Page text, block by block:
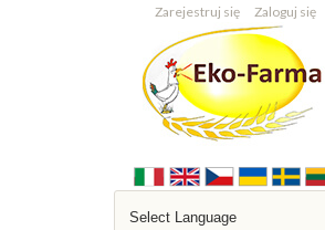
Zarejestruj się Zaloguj się